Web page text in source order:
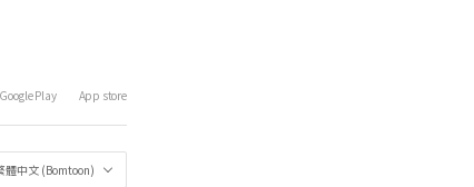
Google Play App store
體中文 (Bomtoon)